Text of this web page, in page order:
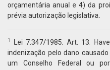
orçamentária anual e 4) da
prévia autorização legislativa.
1
Lei 7.347/1985. Art. 13.
indenização pelo dano
um Conselho Federal ou